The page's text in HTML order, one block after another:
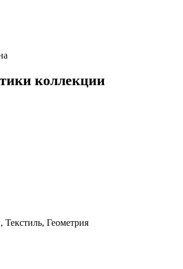
коллекции
Геометрия